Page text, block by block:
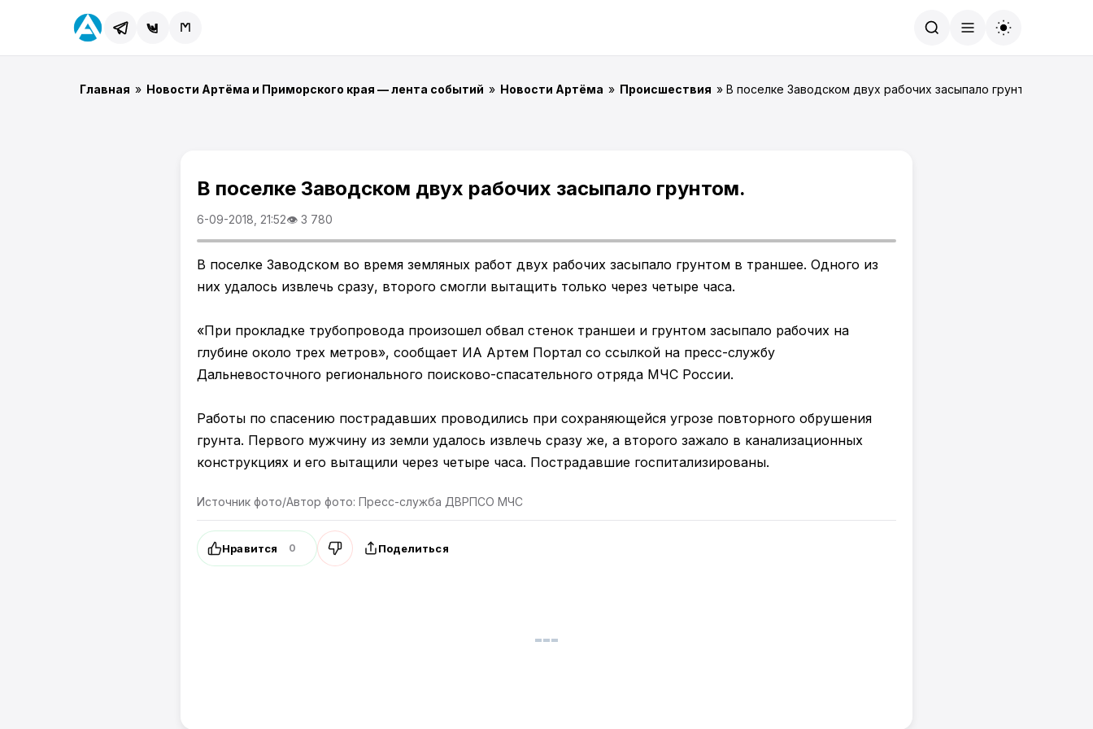
Главная » Новости Артёма и Приморского края — лента событий » Новости Артёма » Происшествия » В поселке Заводском двух рабочих засыпало грунтом.
В поселке Заводском двух рабочих засыпало грунтом.
6-09-2018, 21:52👁 3 780
В поселке Заводском во время земляных работ двух рабочих засыпало грунтом в траншее. Одного из
них удалось извлечь сразу, второго смогли вытащить только через четыре часа.
«При прокладке трубопровода произошел обвал стенок траншеи и грунтом засыпало рабочих на
глубине около трех метров», сообщает ИА Артем Портал со ссылкой на пресс-службу
Дальневосточного регионального поисково-спасательного отряда МЧС России.
Работы по спасению пострадавших проводились при сохраняющейся угрозе повторного обрушения
грунта. Первого мужчину из земли удалось извлечь сразу же, а второго зажало в канализационных
конструкциях и его вытащили через четыре часа. Пострадавшие госпитализированы.
Источник фото/Автор фото: Пресс-служба ДВРПСО МЧС
Нравится 0 Поделиться